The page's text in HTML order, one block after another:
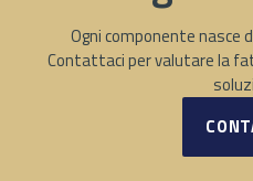
Ogni componente nasce
Contattaci per valutare la